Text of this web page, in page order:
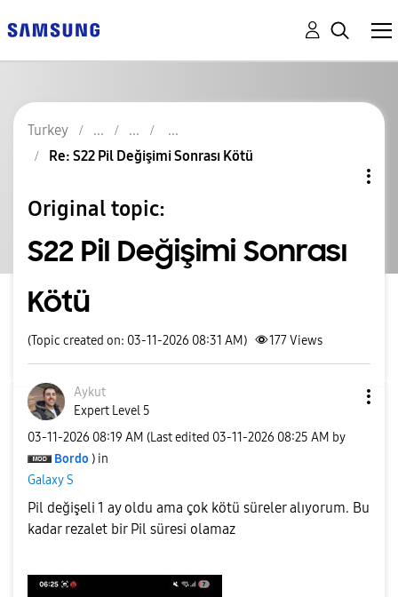
Turkey
Re: S22 Pil Değişimi Sonrası Kötü
Original topic:
S22 Pil Değişimi Sonrası
Kötü
(Topic created on: 03-11-2026 08:31 AM) 177Views
Aykut
Expert Level 5
‎03-11-2026 08:19 AM (Last edited ‎03-11-2026 08:25 AM by
Bordo ) in
Galaxy S
Pil değişeli 1 ay oldu ama çok kötü süreler alıyorum. Bu
kadar rezalet bir Pil süresi olamaz